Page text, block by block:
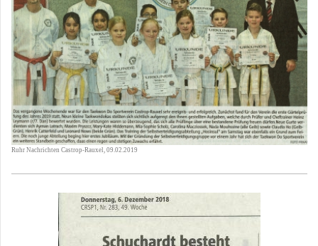
Ruhr Nachrichten Castrop-Rauxel, 09.02.2019